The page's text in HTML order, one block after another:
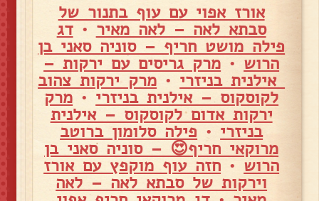
אורז אפוי עם עוף בתנור של
סבתא לאה – לאה מאיר •דג
פילה מושט חריף – סוניה סאני בן
הרוש • מרק גריסים עם ירקות –
אילנית בניזרי • מרק ירקות צהוב
לקוסקוס – אילנית בניזרי • מרק
ירקות אדום לקוסקוס – אילנית
בניזרי • פילה סלומון ברוטב
מרוקאי חריף😍 – סוניה סאני בן
הרוש • חזה עוף מוקפץ עם אורז
וירקות של סבתא לאה – לאה